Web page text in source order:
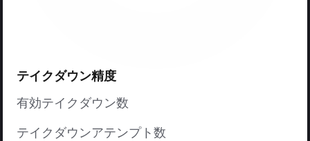
テイクダウン精度
有効テイクダウン数
テイクダウンアテンプト数